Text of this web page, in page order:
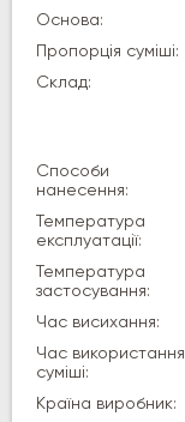
Основа:
Пропорція суміші:
Склад:
Способи
нанесення:
Температура
експлуатації:
Температура
застосування:
Час висихання:
Час використання
суміші:
Країна виробник: